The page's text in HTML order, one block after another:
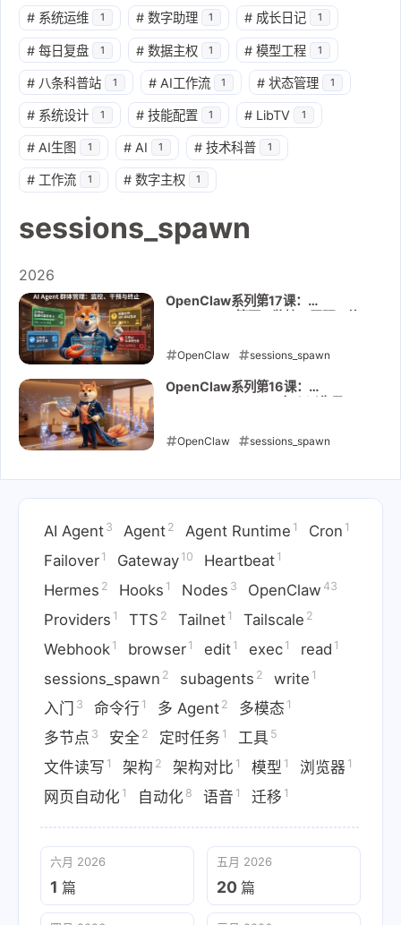
# 系统运维 1 # 数字助理 1 # 成长日记 1
# 每日复盘 1 # 数据主权 1 # 模型工程 1
# 八条科普站 1 # AI工作流 1 # 状态管理 1
# 系统设计 1 # 技能配置 1 # LibTV 1
# AI生图 1 # AI 1 # 技术科普 1
# 工作流 1 # 数字主权 1
sessions_spawn
2026
OpenClaw系列第17课：
OpenClaw sessions_spawn
subagents 多 Agent
OpenClaw系列第16课：
OpenClaw sessions_spawn
2026-05-06
AI Agent 3 Agent 2 Agent Runtime 1 Cron 1
Failover 1 Gateway 10 Heartbeat 1
Hermes 2 Hooks 1 Nodes 3 OpenClaw 43
Providers 1 TTS 2 Tailnet 1 Tailscale 2
Webhook 1 browser 1 edit 1 exec 1 read 1
sessions_spawn 2 subagents 2 write 1
入门 3 命令行 1 多 Agent 2 多模态 1
多节点 3 安全 2 定时任务 1 工具 5
文件读写 1 架构 2 架构对比 1 模型 1 浏览器 1
网页自动化 1 自动化 8 语音 1 迁移 1
六月 2026
1 篇
五月 2026
20 篇